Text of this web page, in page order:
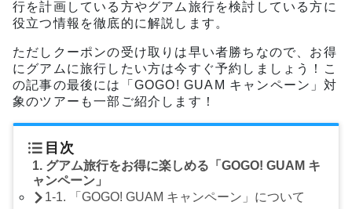
行を計画している方やグアム旅行を検討している方に
役立つ情報を徹底的に解説します。
ただしクーポンの受け取りは早い者勝ちなので、お得
にグアムに旅行したい方は今すぐ予約しましょう！こ
の記事の最後には「GOGO! GUAM キャンペーン」対
象のツアーも一部ご紹介します！
目次
1. グアム旅行をお得に楽しめる「GOGO! GUAM キ
ャンペーン」
1-1. 「GOGO! GUAM キャンペーン」について